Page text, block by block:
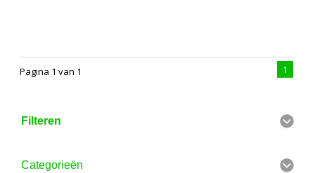
Pagina 1 van 1 1
Filteren
Categorieën